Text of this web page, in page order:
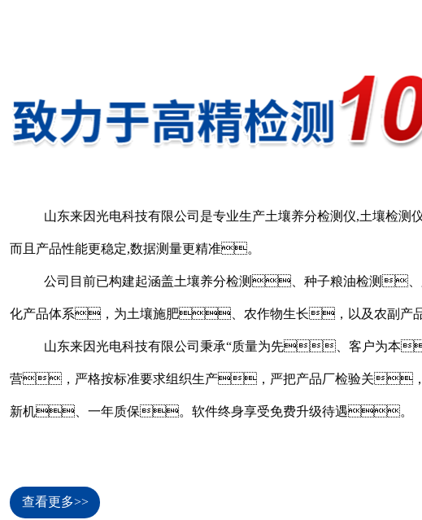
山东来因光电科技有限公司是专业生产土壤养分检测仪,土壤检
而且产品性能更稳定,数据测量更精准。
公司目前已构建起涵盖土壤养分检测、种子粮油检测
化产品体系，为土壤施肥、农作物生长，以及农副产
山东来因光电科技有限公司秉承“质量为先、客户为
营，严格按标准要求组织生产，严把产品厂检验关
新机、一年质保。软件终身享受免费升级待遇。
查看更多>>